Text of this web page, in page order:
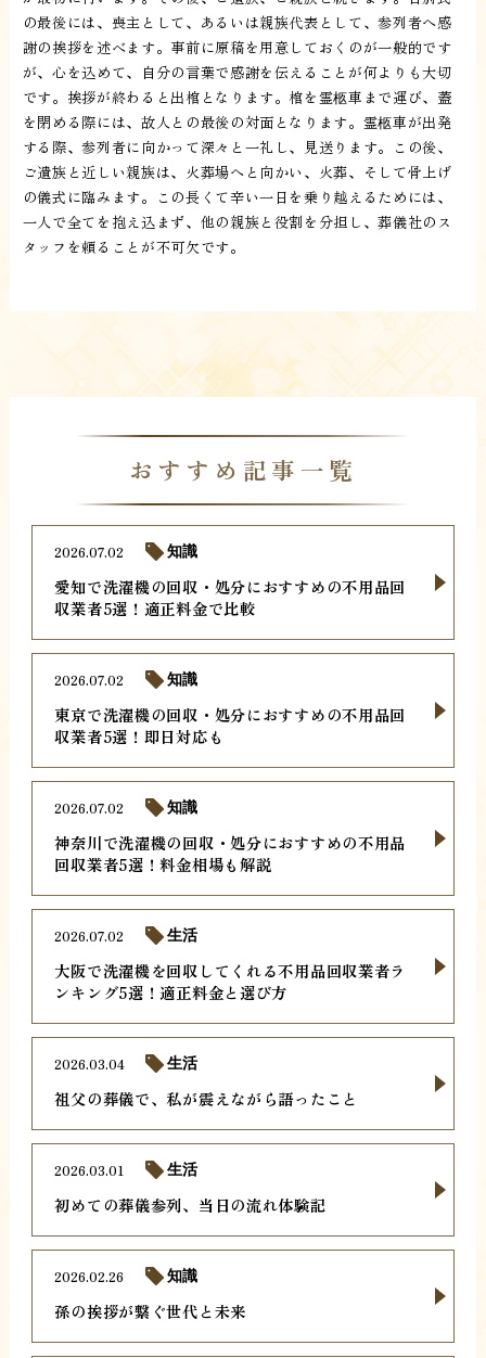
の最後には、喪主として、あるいは親族代表として、参列者へ感
謝の挨拶を述べます。事前に原稿を用意しておくのが一般的です
が、心を込めて、自分の言葉で感謝を伝えることが何よりも大切
です。挨拶が終わると出棺となります。棺を霊柩車まで運び、蓋
を閉める際には、故人との最後の対面となります。霊柩車が出発
する際、参列者に向かって深々と一礼し、見送ります。この後、
ご遺族と近しい親族は、火葬場へと向かい、火葬、そして骨上げ
の儀式に臨みます。この長くて辛い一日を乗り越えるためには、
一人で全てを抱え込まず、他の親族と役割を分担し、葬儀社のス
タッフを頼ることが不可欠です。
おすすめ記事一覧
愛知で洗濯機の回収・処分におすすめの不用品回
収業者5選！適正料金で比較
2026.07.02 知識
東京で洗濯機の回収・処分におすすめの不用品回
収業者5選！即日対応も
2026.07.02 知識
神奈川で洗濯機の回収・処分におすすめの不用品
回収業者5選！料金相場も解説
2026.07.02 知識
大阪で洗濯機を回収してくれる不用品回収業者ラ
ンキング5選！適正料金と選び方
2026.07.02 生活
祖父の葬儀で、私が震えながら語ったこと
2026.03.04 生活
初めての葬儀参列、当日の流れ体験記
2026.03.01 生活
孫の挨拶が繋ぐ世代と未来
2026.02.26 知識